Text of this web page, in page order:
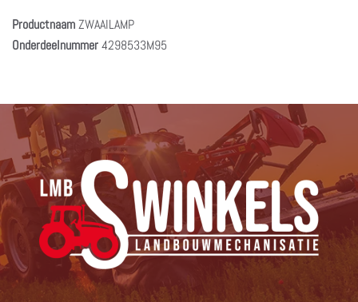
ProductnaamZWAAILAMP
Onderdeelnummer4298533M95